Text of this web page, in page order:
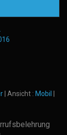
| Ansicht : Mobil